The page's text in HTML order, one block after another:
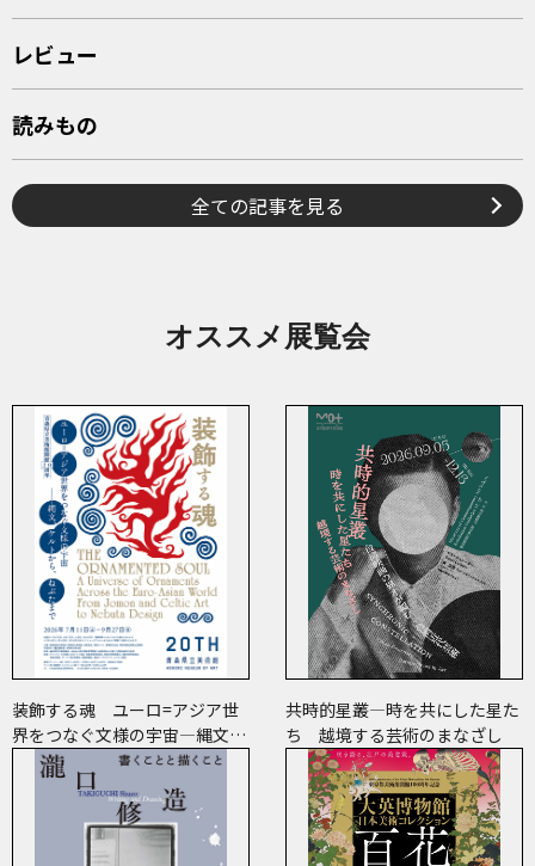
レビュー
読みもの
全ての記事を見る
オススメ展覧会
装飾する魂 ユーロ=アジア世
界をつなぐ文様の宇宙―縄文、
ケルトから、ねぶたまで
共時的星叢―時を共にした星た
ち 越境する芸術のまなざし